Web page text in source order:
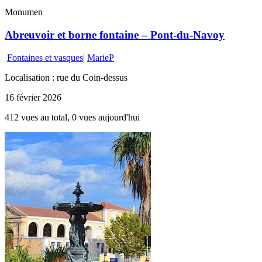
Monumen
Abreuvoir et borne fontaine – Pont-du-Navoy
Fontaines et vasques| MarieP
Localisation : rue du Coin-dessus
16 février 2026
412 vues au total, 0 vues aujourd'hui